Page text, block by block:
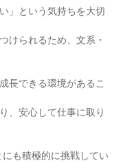
」という気持ちを大切
けられるため、文系・
長できる環境があるこ
、安心して仕事に取り
も積極的に挑戦してい